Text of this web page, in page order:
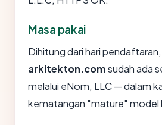
Masa pakai
Dihitung dari hari pendaftaran,
arkitekton.comsudah ada
melalui eNom, LLC — dalam
kematangan "mature" model